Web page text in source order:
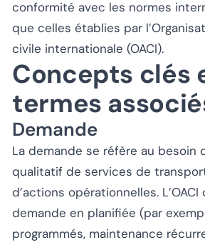
conformité avec les normes
que celles établies par
civile internationale (OACI).
Concepts clés
termes
Demande
La demande se réfère au besoin
qualitatif de services de
d’actions opérationnelles.
demande en planifiée (par
programmés, maintenance